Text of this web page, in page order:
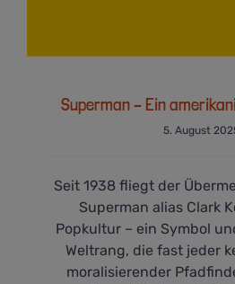
Superman – Ein
5. August
Seit 1938 fliegt der
Superman alias Clark
Popkultur – ein Symbol
Weltrang, die fast jeder
moralisierender